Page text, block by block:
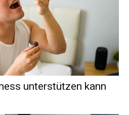
unterstützen kann